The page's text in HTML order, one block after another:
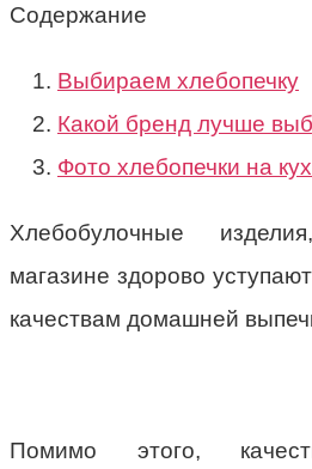
Содержание
Выбираем хлебопечку
Какой бренд лучше
Фото хлебопечки на
Хлебобулочные
магазине здорово
качествам домашней
Помимо этого,